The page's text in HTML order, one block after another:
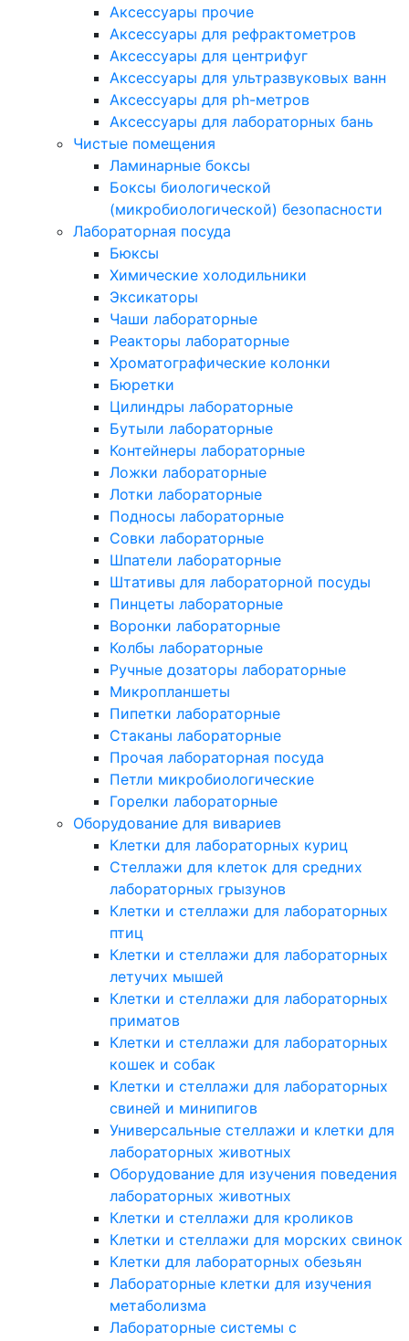
Аксессуары прочие
Аксессуары для рефрактометров
Аксессуары для центрифуг
Аксессуары для ультразвуковых ванн
Аксессуары для ph-метров
Аксессуары для лабораторных бань
Чистые помещения
Ламинарные боксы
Боксы биологической
(микробиологической) безопасности
Лабораторная посуда
Бюксы
Химические холодильники
Эксикаторы
Чаши лабораторные
Реакторы лабораторные
Хроматографические колонки
Бюретки
Цилиндры лабораторные
Бутыли лабораторные
Контейнеры лабораторные
Ложки лабораторные
Лотки лабораторные
Подносы лабораторные
Совки лабораторные
Шпатели лабораторные
Штативы для лабораторной посуды
Пинцеты лабораторные
Воронки лабораторные
Колбы лабораторные
Ручные дозаторы лабораторные
Микропланшеты
Пипетки лабораторные
Стаканы лабораторные
Прочая лабораторная посуда
Петли микробиологические
Горелки лабораторные
Оборудование для вивариев
Клетки для лабораторных куриц
Стеллажи для клеток для средних
лабораторных грызунов
Клетки и стеллажи для лабораторных
птиц
Клетки и стеллажи для лабораторных
летучих мышей
Клетки и стеллажи для лабораторных
приматов
Клетки и стеллажи для лабораторных
кошек и собак
Клетки и стеллажи для лабораторных
свиней и минипигов
Универсальные стеллажи и клетки для
лабораторных животных
Оборудование для изучения поведения
лабораторных животных
Клетки и стеллажи для кроликов
Клетки и стеллажи для морских свинок
Клетки для лабораторных обезьян
Лабораторные клетки для изучения
метаболизма
Лабораторные системы с